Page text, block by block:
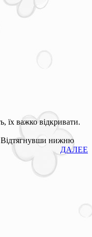
їх важко відкривати.
Відтягнувши нижню
ДАЛЕЕ